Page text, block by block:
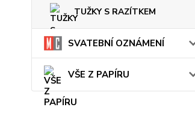
TUŽKY S RAZÍTKEM
SVATEBNÍ OZNÁMENÍ
VŠE Z PAPÍRU